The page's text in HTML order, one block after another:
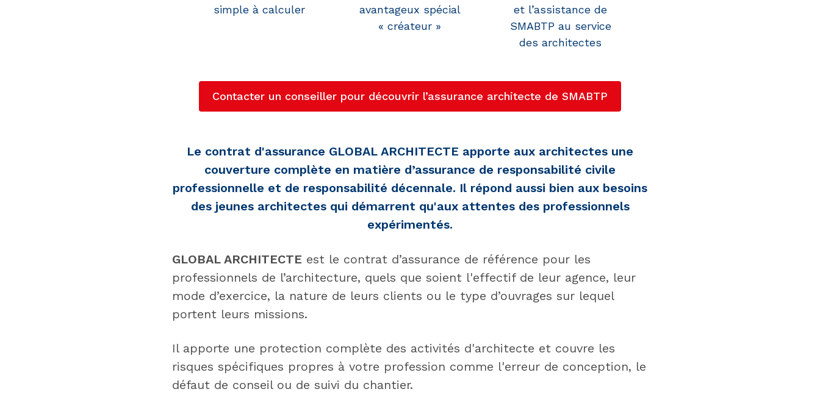
simple à calculer
avantageux spécial
« créateur »
et l’assistance de
SMABTP au service
des architectes
Contacter un conseiller pour découvrir l’assurance architecte de SMABTP
Le contrat d'assurance GLOBAL ARCHITECTE apporte aux architectes une
couverture complète en matière d’assurance de responsabilité civile
professionnelle et de responsabilité décennale. Il répond aussi bien aux besoins
des jeunes architectes qui démarrent qu'aux attentes des professionnels
expérimentés.
GLOBAL ARCHITECTE est le contrat d’assurance de référence pour les
professionnels de l’architecture, quels que soient l'effectif de leur agence, leur
mode d’exercice, la nature de leurs clients ou le type d’ouvrages sur lequel
portent leurs missions.
Il apporte une protection complète des activités d'architecte et couvre les
risques spécifiques propres à votre profession comme l'erreur de conception, le
défaut de conseil ou de suivi du chantier.